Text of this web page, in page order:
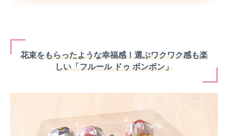
花束をもらったような幸福感！選ぶワクワク感も楽
しい「フルール ドゥ ボンボン」